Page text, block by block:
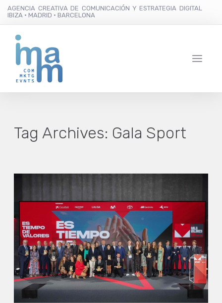
AGENCIA CREATIVA DE COMUNICACIÓN Y ESTRATEGIA DIGITAL
IBIZA · MADRID · BARCELONA
Tag Archives: Gala Sport